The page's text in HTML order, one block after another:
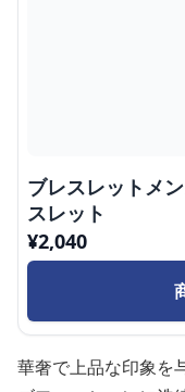
ブレスレットメ
スレット
¥2,040
華奢で上品な印象を